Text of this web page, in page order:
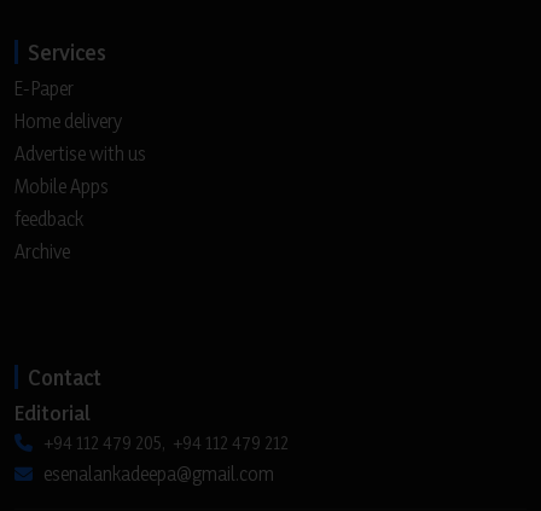
Services
E-Paper
Home delivery
Advertise with us
Mobile Apps
feedback
Archive
Contact
Editorial
+94 112 479 205, +94 112 479 212
esenalankadeepa@gmail.com